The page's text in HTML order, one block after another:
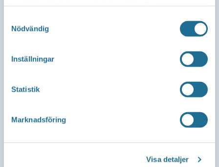
Nödvändig
Inställningar
Statistik
Marknadsföring
Visa detaljer